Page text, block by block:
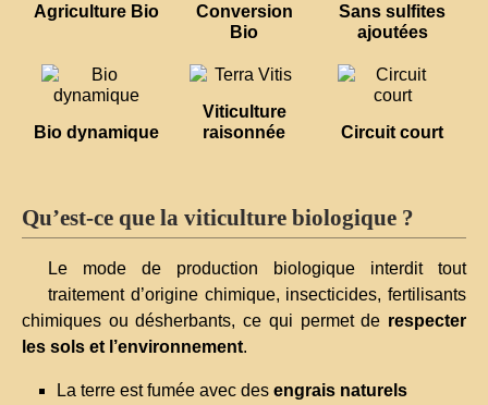
Agriculture Bio
Conversion
Bio
Sans sulfites
ajoutées
Bio dynamique
Viticulture
raisonnée
Circuit court
Qu’est-ce que la viticulture biologique ?
Le mode de production biologique interdit tout
traitement d’origine chimique, insecticides, fertilisants
chimiques ou désherbants, ce qui permet de respecter
les sols et l’environnement.
La terre est fumée avec des engrais naturels